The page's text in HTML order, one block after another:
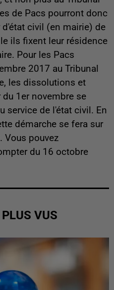
de Pacs pourront donc
civil (en mairie) de
ils fixent leur résidence
Pour les Pacs
2017 au Tribunal
les dissolutions et
1er novembre se
service de l'état civil. En
démarche se fera sur
Vous pouvez
du 16 octobre
VUS